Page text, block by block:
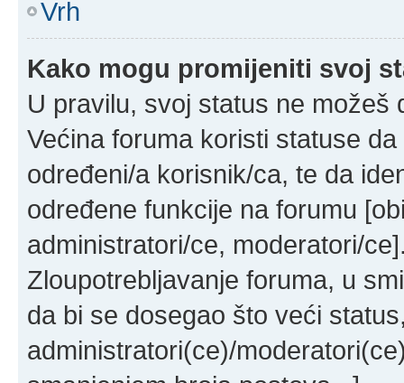
Vrh
Kako mogu promijeniti svoj
U pravilu, svoj status ne možeš
Većina foruma koristi statuse
određeni/a korisnik/ca, te da
određene funkcije na forumu
administratori/ce, moderatori/
Zloupotrebljavanje foruma, u
da bi se dosegao što veći
administratori(ce)/